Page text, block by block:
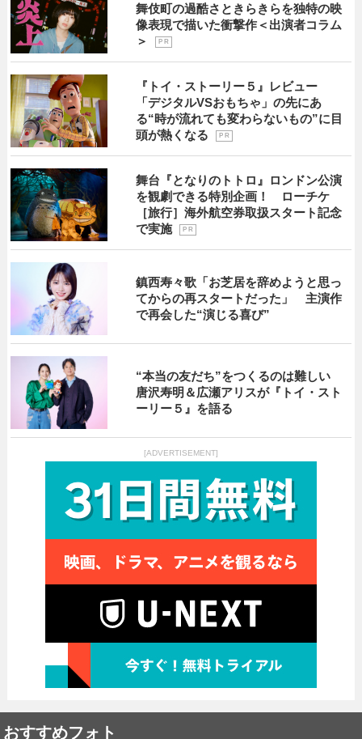
舞伎町の過酷さときらきらを独特の映
像表現で描いた衝撃作＜出演者コラム
＞
P R
『トイ・ストーリー５』レビュー
「デジタルVSおもちゃ」の先にあ
る“時が流れても変わらないもの”に目
頭が熱くなる
P R
舞台『となりのトトロ』ロンドン公演
を観劇できる特別企画！ ローチケ
［旅行］海外航空券取扱スタート記念
で実施
P R
鎮西寿々歌「お芝居を辞めようと思っ
てからの再スタートだった」 主演作
で再会した“演じる喜び”
“本当の友だち”をつくるのは難しい
唐沢寿明＆広瀬アリスが『トイ・スト
ーリー５』を語る
[ADVERTISEMENT]
おすすめフォト